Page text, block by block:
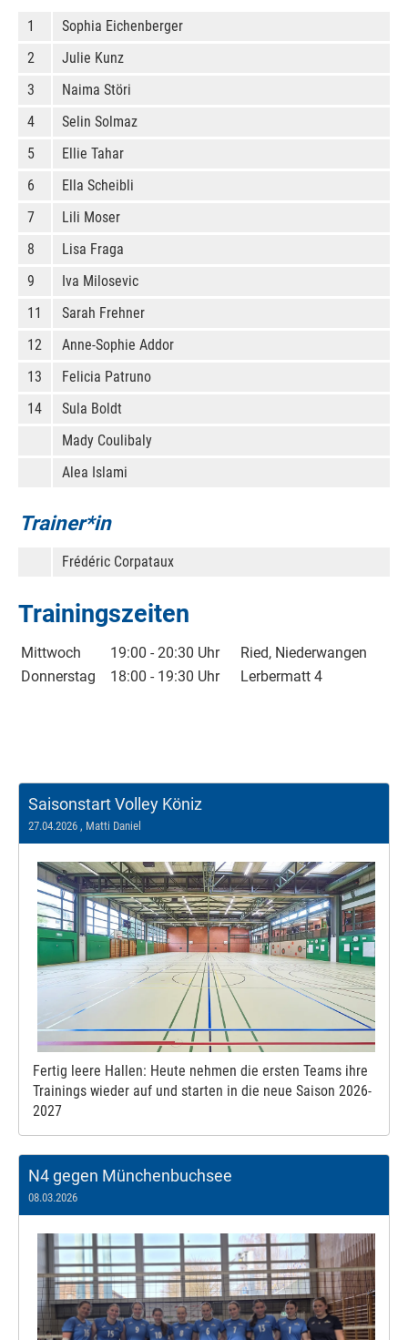
1
Sophia Eichenberger
2
Julie Kunz
3
Naima Störi
4
Selin Solmaz
5
Ellie Tahar
6
Ella Scheibli
7
Lili Moser
8
Lisa Fraga
9
Iva Milosevic
11
Sarah Frehner
12
Anne-Sophie Addor
13
Felicia Patruno
14
Sula Boldt
Mady Coulibaly
Alea Islami
Trainer*in
Frédéric Corpataux
Trainingszeiten
Mittwoch 19:00 - 20:30 Uhr
Ried, Niederwangen
Donnerstag
18:00 - 19:30 Uhr Lerbermatt 4
Saisonstart Volley Köniz
27.04.2026 , Matti Daniel
Fertig leere Hallen: Heute nehmen die ersten Teams ihre
Trainings wieder auf und starten in die neue Saison 2026-
2027
N4 gegen Münchenbuchsee
08.03.2026